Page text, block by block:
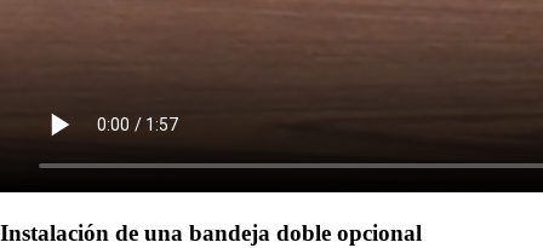
Instalación de una bandeja doble opcional